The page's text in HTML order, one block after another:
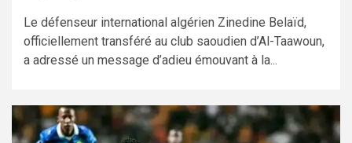
Le défenseur international algérien Zinedine Belaïd,
officiellement transféré au club saoudien d’Al-Taawoun,
a adressé un message d’adieu émouvant à la...